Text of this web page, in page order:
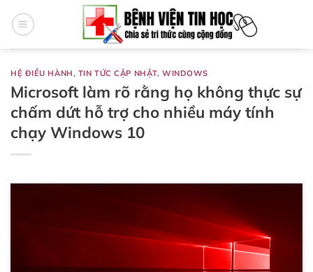
qua
HỆ ĐIỀU HÀNH, TIN TỨC CẬP NHẬT, WINDOWS
Microsoft làm rõ rằng họ không thực sự
chấm dứt hỗ trợ cho nhiều máy tính
chạy Windows 10